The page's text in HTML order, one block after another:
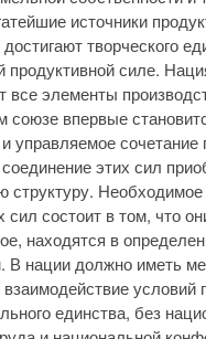
источники
творческого
продуктивной силе.
все элементы
союзе впервые
управляемое сочетание
этих сил
структуру. Необходимое
сил состоит в том, что
находятся в
В нации должно иметь
условий
единства, без